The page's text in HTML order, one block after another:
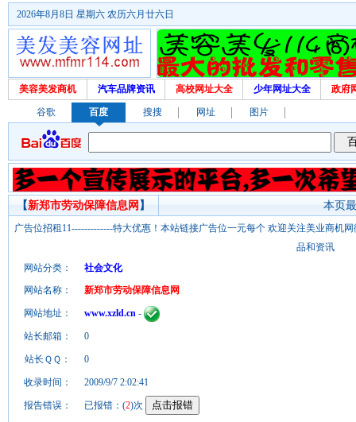
2026年8月8日 星期六 农历六月廿六日
美容美发商机 汽车品牌资讯 高校网址大全 少年网址大全 政府
谷歌 百度 搜搜 网址 图片
本页
【新郑市劳动保障信息网 】
广告位招租11-------------特大优惠！本站链接广告位一元每个 欢迎关注美业商机
品和资讯
网站分类：
社会文化
网站名称：
新郑市劳动保障信息网
网站地址： www.xzld.cn -
站长邮箱： 0
站长ＱＱ： 0
收录时间： 2009/9/7 2:02:41
报告错误： 已报错：(2)次